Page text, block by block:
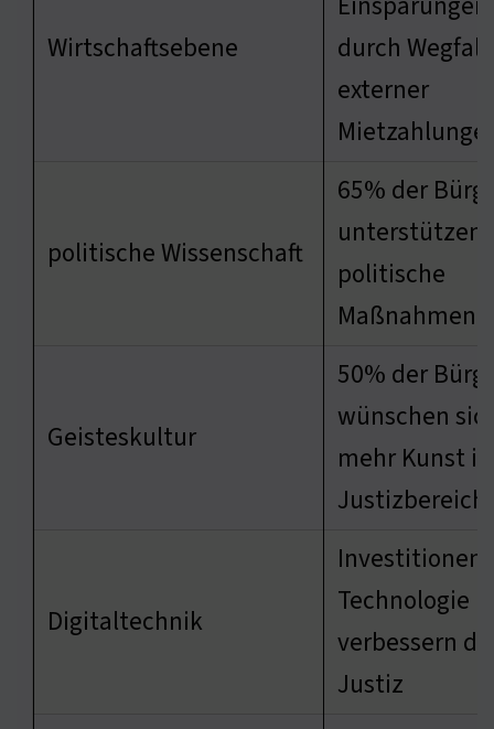
Wirtschaftsebene
durch Wegfall
externer
politische Wissenschaft
65% der
unterstützen
politische
Maßnahmen
Geisteskultur
50% der
wünschen
mehr Kunst
Justizbereich
Digitaltechnik
Investitionen
Technologie
verbessern
Justiz